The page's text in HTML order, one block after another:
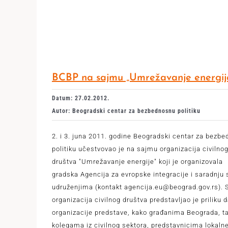
BCBP na sajmu „Umrežavanje
Datum: 27.02.2012.
Autor: Beogradski centar za bezbednosnu politiku
2. i 3. juna 2011. godine Beogradski centar za
politiku učestvovao je na sajmu organizacija civilnog
društva "Umrežavanje energije" koji je organizovala
gradska Agencija za evropske integracije i saradnju
udruženjima (kontakt agencija.eu@beograd.gov.rs).
organizacija civilnog društva predstavljao je priliku
organizacije predstave, kako građanima Beograda,
kolegama iz civilnog sektora, predstavnicima lokalne